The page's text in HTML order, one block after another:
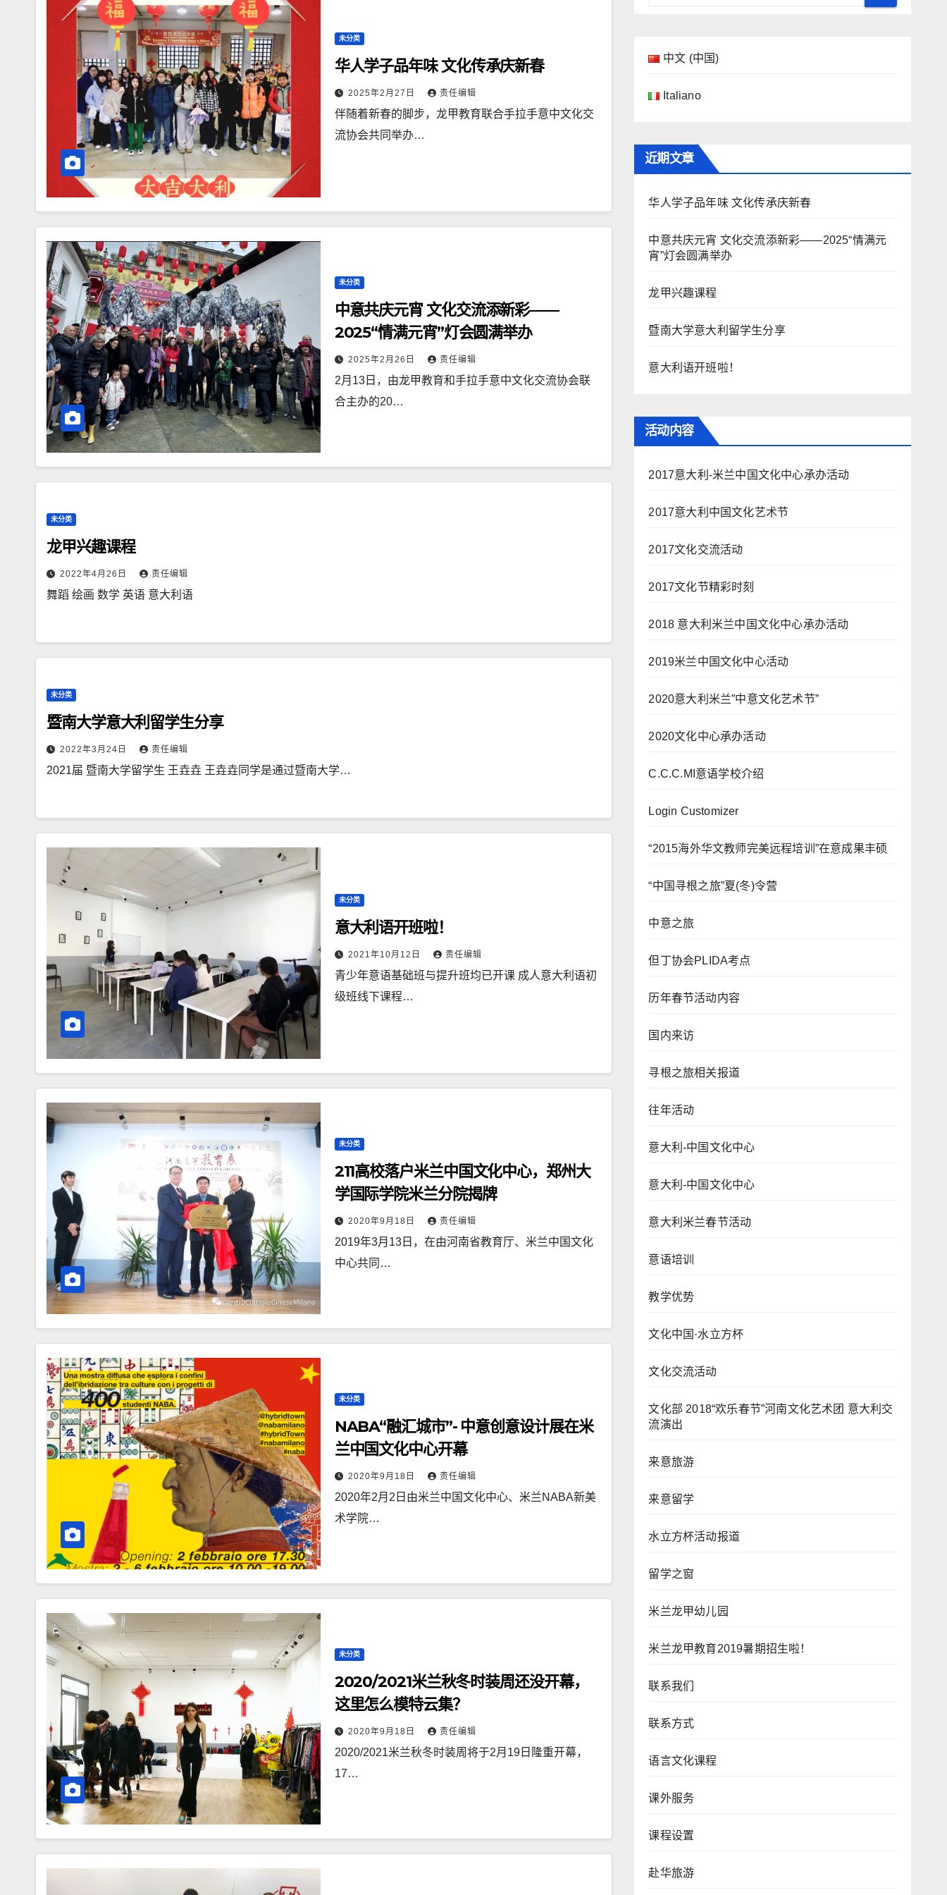
未分类
华人学子品年味 文化传承庆新春
2025年2月27日 责任编辑
伴随着新春的脚步，龙甲教育联合手拉手意中文化交
流协会共同举办…
未分类
中意共庆元宵 文化交流添新彩——
2025“情满元宵”灯会圆满举办
2025年2月26日 责任编辑
2月13日，由龙甲教育和手拉手意中文化交流协会联
合主办的20…
未分类
龙甲兴趣课程
2022年4月26日 责任编辑
舞蹈 绘画 数学 英语 意大利语
未分类
暨南大学意大利留学生分享
2022年3月24日 责任编辑
2021届 暨南大学留学生 王垚垚 王垚垚同学是通过暨南大学…
未分类
意大利语开班啦！
2021年10月12日 责任编辑
青少年意语基础班与提升班均已开课 成人意大利语初
级班线下课程…
未分类
211高校落户米兰中国文化中心，郑州大
学国际学院米兰分院揭牌
2020年9月18日 责任编辑
2019年3月13日，在由河南省教育厅、米兰中国文化
中心共同…
未分类
NABA“融汇城市”- 中意创意设计展在米
兰中国文化中心开幕
2020年9月18日 责任编辑
2020年2月2日由米兰中国文化中心、米兰NABA新美
术学院…
未分类
2020/2021米兰秋冬时装周还没开幕，
这里怎么模特云集？
2020年9月18日 责任编辑
2020/2021米兰秋冬时装周将于2月19日隆重开幕，
17…
中文 (中国)
Italiano
近期文章
华人学子品年味 文化传承庆新春
中意共庆元宵 文化交流添新彩——2025“情满元
宵”灯会圆满举办
龙甲兴趣课程
暨南大学意大利留学生分享
意大利语开班啦！
活动内容
2017意大利-米兰中国文化中心承办活动
2017意大利中国文化艺术节
2017文化交流活动
2017文化节精彩时刻
2018 意大利米兰中国文化中心承办活动
2019米兰中国文化中心活动
2020意大利米兰”中意文化艺术节”
2020文化中心承办活动
C.C.C.MI意语学校介绍
Login Customizer
“2015海外华文教师完美远程培训”在意成果丰硕
“中国寻根之旅”夏(冬)令营
中意之旅
但丁协会PLIDA考点
历年春节活动内容
国内来访
寻根之旅相关报道
往年活动
意大利-中国文化中心
意大利-中国文化中心
意大利米兰春节活动
意语培训
教学优势
文化中国·水立方杯
文化交流活动
文化部 2018“欢乐春节”河南文化艺术团 意大利交
流演出
来意旅游
来意留学
水立方杯活动报道
留学之窗
米兰龙甲幼儿园
米兰龙甲教育2019暑期招生啦！
联系我们
联系方式
语言文化课程
课外服务
课程设置
赴华旅游